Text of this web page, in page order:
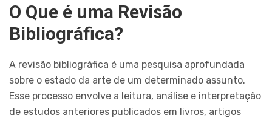
O Que é uma Revisão
Bibliográfica?
A revisão bibliográfica é uma pesquisa aprofundada
sobre o estado da arte de um determinado assunto.
Esse processo envolve a leitura, análise e interpretação
de estudos anteriores publicados em livros, artigos